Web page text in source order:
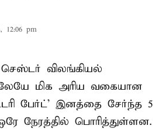
12:06 pm
செஸ்டர் விலங்கியல்
மிக அரிய வகையான
பேர்ட்' இனத்தை சேர்ந்த 5
நேரத்தில் பொரித்துள்ளன.